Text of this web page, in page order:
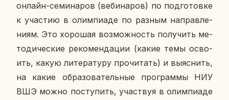
онлайн-се­ми­на­ров (ве­би­на­ров) по под­го­тов­ке
к уча­стию в олим­пиа­де по разным на­прав­ле­
ни­ям. Это хо­ро­шая воз­мож­ность по­лу­чить ме­
то­ди­че­ские ре­ко­мен­да­ции (какие темы осво­
ить, какую ли­те­ра­ту­ру про­чи­тать) и вы­яс­нить,
на какие об­ра­зо­ва­тель­ные про­грам­мы НИУ
ВШЭ можно по­сту­пить, участ­вуя в олим­пиа­де